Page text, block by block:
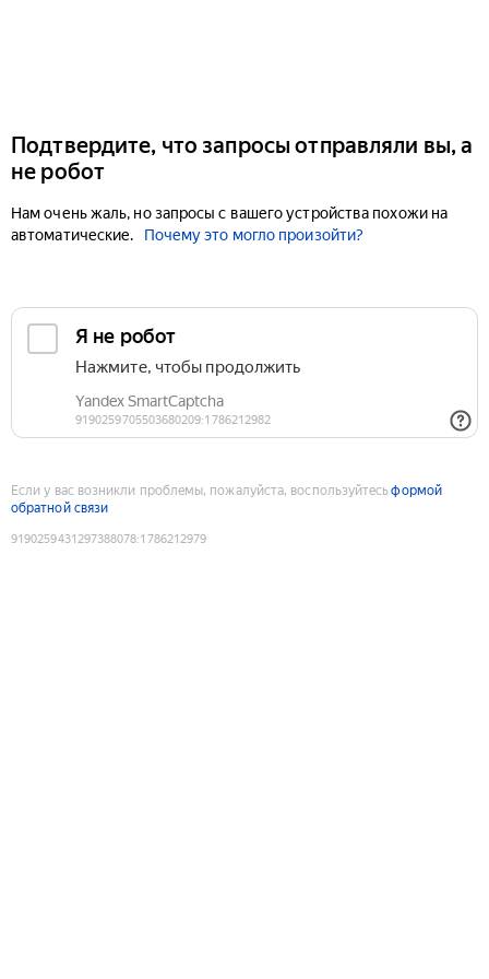
Подтвердите, что запросы отправляли вы, а
не робот
Нам очень жаль, но запросы с вашего устройства похожи на
автоматические.
Почему это могло произойти?
Если у вас возникли проблемы, пожалуйста, воспользуйтесьформой
обратной связи
9190259431297388078:1786212979